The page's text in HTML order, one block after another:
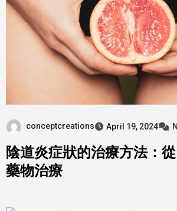
conceptcreations April 19, 2024
陰道炎症狀的治療方法：
藥物治療